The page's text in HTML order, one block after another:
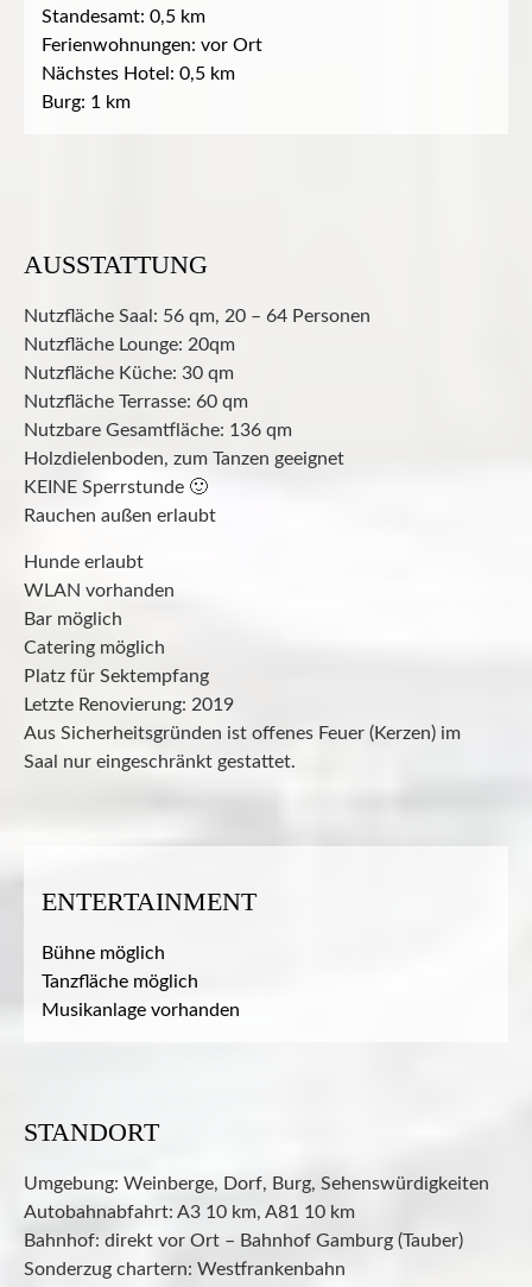
Standesamt: 0,5 km
Ferienwohnungen: vor Ort
Nächstes Hotel: 0,5 km
Burg: 1 km
AUSSTATTUNG
Nutzfläche Saal: 56 qm, 20 – 64 Personen
Nutzfläche Lounge: 20qm
Nutzfläche Küche: 30 qm
Nutzfläche Terrasse: 60 qm
Nutzbare Gesamtfläche: 136 qm
Holzdielenboden, zum Tanzen geeignet
KEINE Sperrstunde 🙂
Rauchen außen erlaubt
Hunde erlaubt
WLAN vorhanden
Bar möglich
Catering möglich
Platz für Sektempfang
Letzte Renovierung: 2019
Aus Sicherheitsgründen ist offenes Feuer (Kerzen) im
Saal nur eingeschränkt gestattet.
ENTERTAINMENT
Bühne möglich
Tanzfläche möglich
Musikanlage vorhanden
STANDORT
Umgebung: Weinberge, Dorf, Burg, Sehenswürdigkeiten
Autobahnabfahrt: A3 10 km, A81 10 km
Bahnhof: direkt vor Ort – Bahnhof Gamburg (Tauber)
Sonderzug chartern: Westfrankenbahn